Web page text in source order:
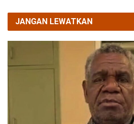
JANGAN LEWATKAN